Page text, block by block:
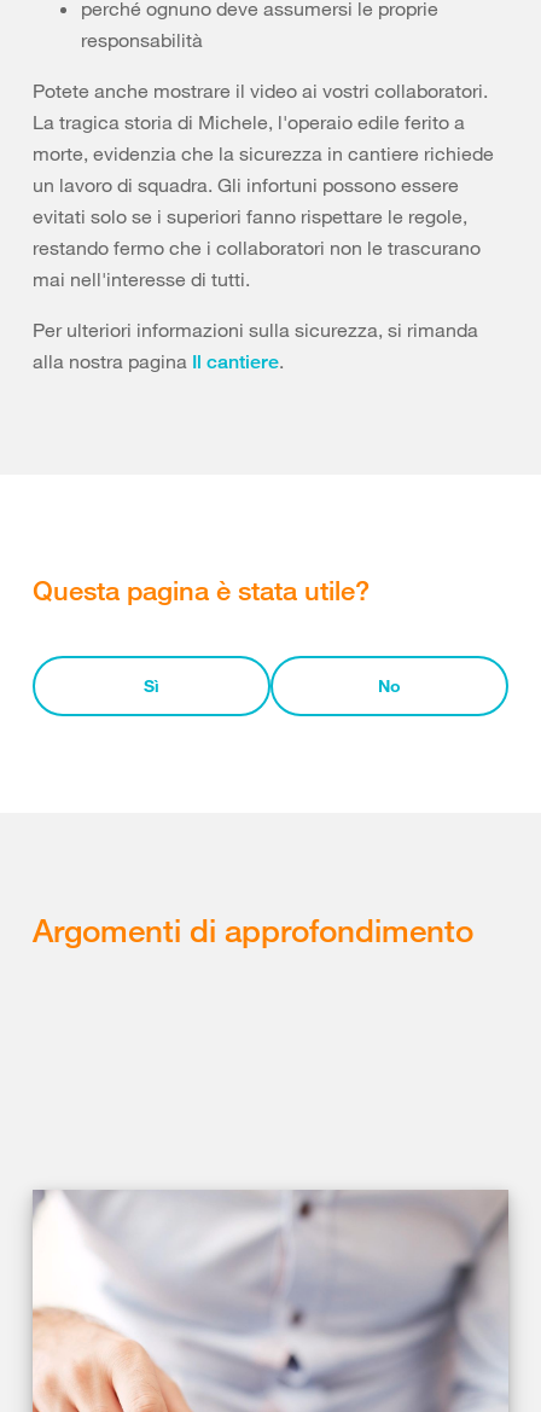
perché ognuno deve assumersi le proprie
responsabilità
Potete anche mostrare il video ai vostri collaboratori.
La tragica storia di Michele, l'operaio edile ferito a
morte, evidenzia che la sicurezza in cantiere richiede
un lavoro di squadra. Gli infortuni possono essere
evitati solo se i superiori fanno rispettare le regole,
restando fermo che i collaboratori non le trascurano
mai nell'interesse di tutti.
Per ulteriori informazioni sulla sicurezza, si rimanda
alla nostra pagina Il cantiere.
Questa pagina è stata utile?
Sì No
Argomenti di approfondimento